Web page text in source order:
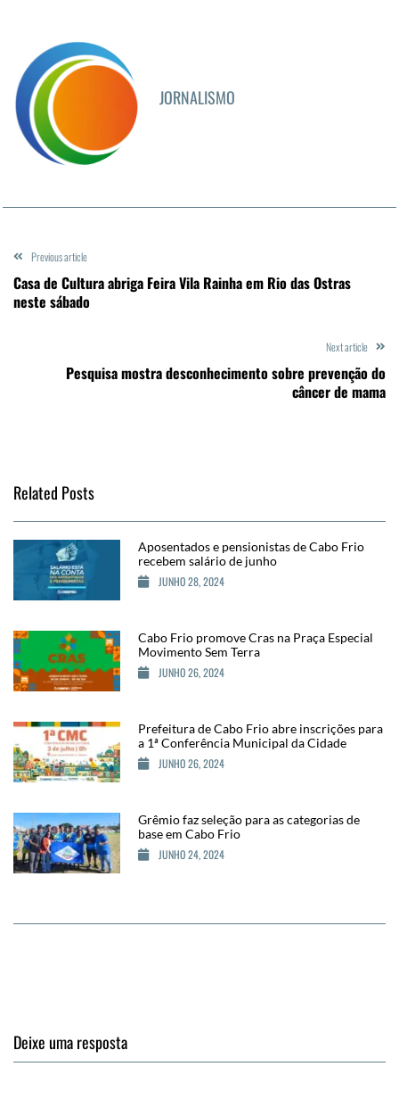
JORNALISMO
Previous article
Casa de Cultura abriga Feira Vila Rainha em Rio das Ostras
neste sábado
Next article
Pesquisa mostra desconhecimento sobre prevenção do
câncer de mama
Related Posts
Aposentados e pensionistas de Cabo Frio
recebem salário de junho
JUNHO 28, 2024
Cabo Frio promove Cras na Praça Especial
Movimento Sem Terra
JUNHO 26, 2024
Prefeitura de Cabo Frio abre inscrições para
a 1ª Conferência Municipal da Cidade
JUNHO 26, 2024
Grêmio faz seleção para as categorias de
base em Cabo Frio
JUNHO 24, 2024
Deixe uma resposta